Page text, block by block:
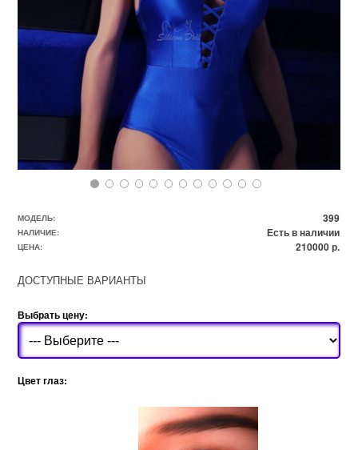
МОДЕЛЬ: 399
НАЛИЧИЕ: Есть в наличии
ЦЕНА: 210000 р.
ДОСТУПНЫЕ ВАРИАНТЫ
Выбрать цену:
Цвет глаз: